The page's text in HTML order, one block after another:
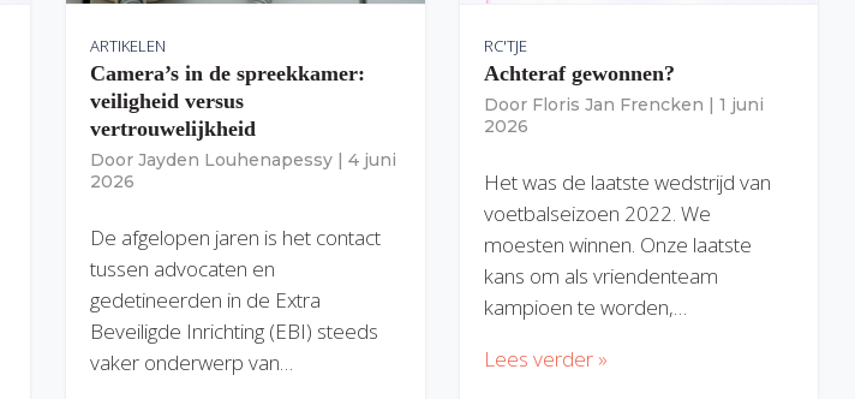
ARTIKELEN
Camera’s in de spreekkamer:
veiligheid versus
vertrouwelijkheid
Door Jayden Louhenapessy | 4 juni
2026
De afgelopen jaren is het contact
tussen advocaten en
gedetineerden in de Extra
Beveiligde Inrichting (EBI) steeds
vaker onderwerp van…
RC'TJE
Achteraf gewonnen?
Door Floris Jan Frencken | 1 juni
2026
Het was de laatste wedstrijd van
voetbalseizoen 2022. We
moesten winnen. Onze laatste
kans om als vriendenteam
kampioen te worden,…
Lees verder »